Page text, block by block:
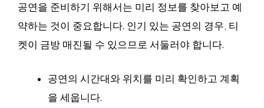
공연을 준비하기 위해서는 미리 정보를 찾아보고 예
약하는 것이 중요합니다. 인기 있는 공연의 경우, 티
켓이 금방 매진될 수 있으므로 서둘러야 합니다.
공연의 시간대와 위치를 미리 확인하고 계획
을 세웁니다.